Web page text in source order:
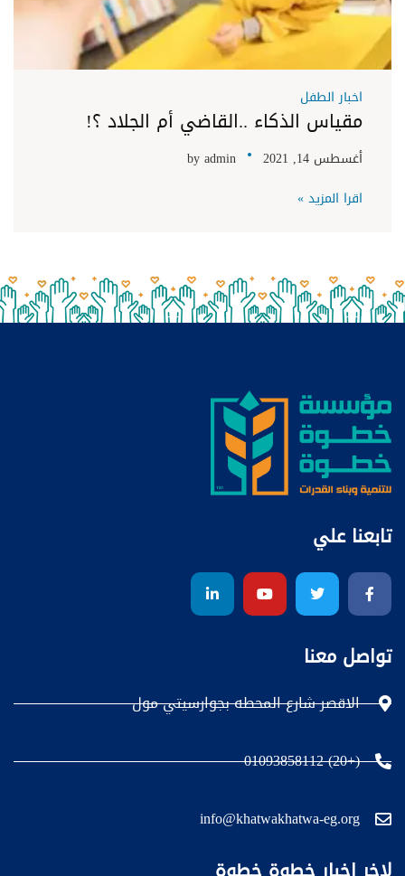
اخبار الطفل
مقياس الذكاء ..القاضي أم الجلاد ؟!
أغسطس 14, 2021 byadmin
اقرا المزيد »
تابعنا علي
تواصل معنا
الاقصر شارع المحطه بجوارسيتي مول
(+20) 01093858112
info@khatwakhatwa-eg.org